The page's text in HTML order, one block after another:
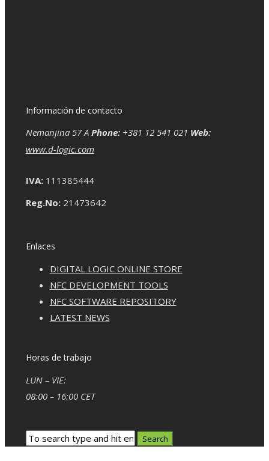
Información de contacto
Nemanjina 57 A Phone:+381 12 541 021 Web:
www.d-logic.com
IVA:111385444
Reg.No:21473642
Enlaces
DIGITAL LOGIC ONLINE STORE
NFC DEVELOPMENT TOOLS
NFC SOFTWARE REPOSITORY
LATEST NEWS
Horas de trabajo
LUN – VIE:
08:00 – 16:00 CET